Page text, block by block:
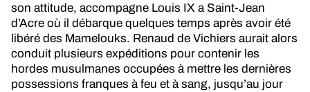
son attitude, accompagne Louis IX a Saint-Jean
d’Acre où il débarque quelques temps après avoir été
libéré des Mamelouks. Renaud de Vichiers aurait alors
conduit plusieurs expéditions pour contenir les
hordes musulmanes occupées à mettre les dernières
possessions franques à feu et à sang, jusqu’au jour